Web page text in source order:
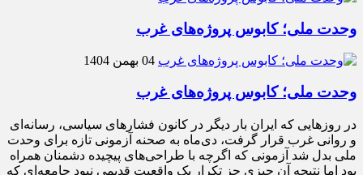
وحدت ملی؛ کابوس پروژه‌های غرب
04 بهمن 1404
وحدت ملی؛ کابوس پروژه‌های غرب
در روزهایی که ایران بار دیگر در کانون فشارهای سیاسی، رسانه‌ای
و روانی غرب قرار گرفت، دی‌ماه به صحنه آزمونی تازه برای وحدت
ملی بدل شد آزمونی که اگرچه با طراحی‌های پیچیده دشمنان همراه
بود اما نتیجه آن چیزی جز تکرار یک واقعیت قدیمی نبود جامعه‌ای که